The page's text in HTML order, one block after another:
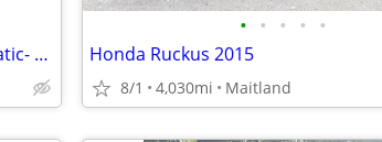
2021 Can-Am Spyder F3 Limited- automatic- very low miles
• • • • •
Honda Ruckus 2015
8/1 4,030mi Maitland